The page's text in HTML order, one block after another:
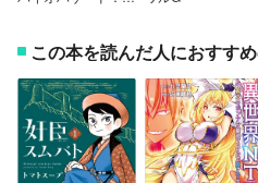
この本を読んだ人におすす